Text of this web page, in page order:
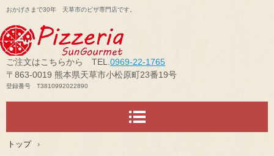
おかげさまで30年 天草市のピザ専門店です。
ご注文はこちらから TEL. 0969-22-1765
〒863-0019 熊本県天草市小松原町23番19号
登録番号 T3810992022890
トップ ›